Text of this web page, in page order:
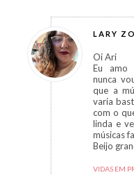
LARY
Oi Ari
Eu amo
nunca
que a
varia
com o
linda e
músicas
Beijo
VIDAS EM